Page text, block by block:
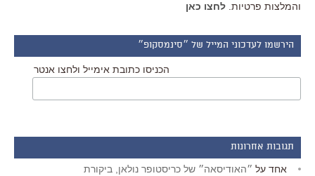
והמלצות פרטיות. לחצו כאן
הירשמו לעדכוני המייל של ״סינמסקופ״
הכניסו כתובת אימייל ולחצו אנטר
תגובות אחרונות
אחד על ״האודיסאה״ של כריסטופר נולאן, ביקורת